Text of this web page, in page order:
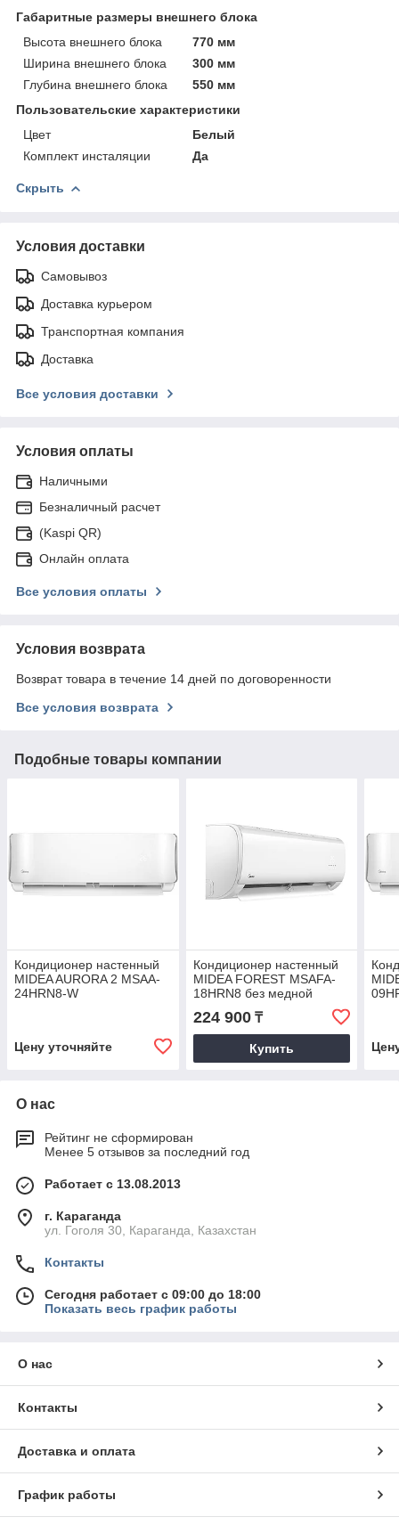
Габаритные размеры внешнего блока
Высота внешнего блока
770 мм
Ширина внешнего блока
300 мм
Глубина внешнего блока
550 мм
Пользовательские характеристики
Цвет
Белый
Комплект инсталяции
Да
Скрыть
Условия доставки
Самовывоз
Доставка курьером
Транспортная компания
Доставка
Все условия доставки
Условия оплаты
Наличными
Безналичный расчет
(Kaspi QR)
Онлайн оплата
Все условия оплаты
Условия возврата
Возврат товара в течение 14 дней по договоренности
Все условия возврата
Подобные товары компании
Кондиционер настенный
MIDEA AURORA 2 MSAA-
24HRN8-W
Цену уточняйте
Кондиционер настенный
MIDEA FOREST MSAFA-
18HRN8 без медной
224 900₸
Купить
О нас
Рейтинг не сформирован
Менее 5 отзывов за последний год
Работает с 13.08.2013
г. Караганда
ул. Гоголя 30, Караганда, Казахстан
Контакты
Сегодня работает с 09:00 до 18:00
Показать весь график работы
О нас
Контакты
Доставка и оплата
График работы